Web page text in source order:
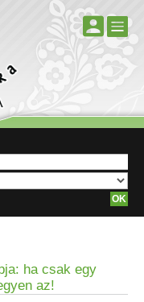
ha csak egy
az!